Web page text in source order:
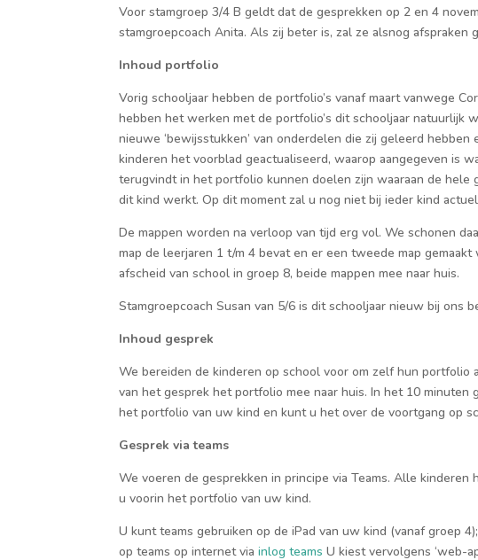
Voor stamgroep 3/4 B geldt dat de gesprekken op 2 en 4
stamgroepcoach Anita. Als zij beter is, zal ze alsnog afspraken
Inhoud portfolio
Vorig schooljaar hebben de portfolio’s vanaf maart vanwege
hebbenhet werken met de portfolio’sdit schooljaar natuurlijk
nieuwe ‘bewijsstukken’ van onderdelen die zij geleerd hebben
kinderen het voorblad geactualiseerd, waarop aangegeven is
terugvindt in het portfolio kunnen doelen zijn waaraan de hele
dit kind werkt. Op dit moment zal u nog niet bij ieder kind
De mappen worden na verloop van tijd erg vol. We schonen
map de leerjaren 1 t/m 4 bevat en er een tweede map
afscheid van school in groep 8, beide mappen mee naar huis.
Stamgroepcoach Susan van 5/6 is dit schooljaar nieuw bij ons
Inhoud gesprek
We bereiden de kinderen op school voor om zelf hun
van hetgesprek het portfolio mee naar huis. In het 10
het portfolio van uw kind en kunt u het over de voortgang op
Gesprek via teams
We voeren de gesprekken in principe via Teams. Alle kinderen
u voorin het portfolio van uw kind.
U kunt teams gebruiken op de iPad van uw kind (vanaf groep 4)
op teams op internetviainlog teams U kiest vervolgens‘web-